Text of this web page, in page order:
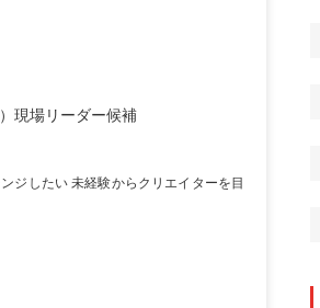
現場リーダー候補
ジしたい 未経験からクリエイターを目